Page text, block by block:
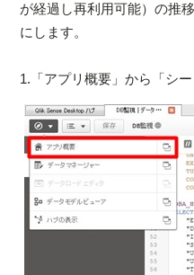
が経過し再利用可能）の推
にします。
1.「アプリ概要」から「シ